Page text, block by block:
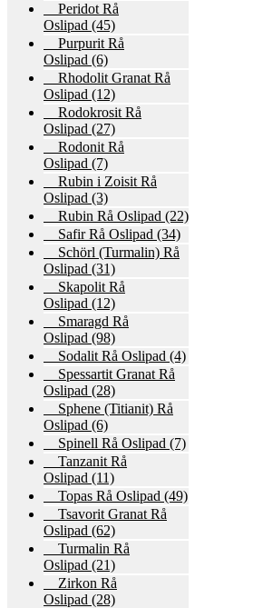
Peridot Rå
Oslipad (45)
Purpurit Rå
Oslipad (6)
Rhodolit Granat Rå
Oslipad (12)
Rodokrosit Rå
Oslipad (27)
Rodonit Rå
Oslipad (7)
Rubin i Zoisit Rå
Oslipad (3)
Rubin Rå Oslipad (22)
Safir Rå Oslipad (34)
Schörl (Turmalin) Rå
Oslipad (31)
Skapolit Rå
Oslipad (12)
Smaragd Rå
Oslipad (98)
Sodalit Rå Oslipad (4)
Spessartit Granat Rå
Oslipad (28)
Sphene (Titianit) Rå
Oslipad (6)
Spinell Rå Oslipad (7)
Tanzanit Rå
Oslipad (11)
Topas Rå Oslipad (49)
Tsavorit Granat Rå
Oslipad (62)
Turmalin Rå
Oslipad (21)
Zirkon Rå
Oslipad (28)